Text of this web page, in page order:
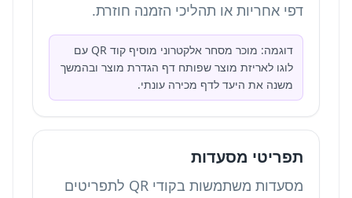
דפי אחריות או תהליכי הזמנה חוזרת.
דוגמה: מוכר מסחר אלקטרוני מוסיף קוד QR עם
לוגו לאריזת מוצר שפותח דף הגדרת מוצר ובהמשך
משנה את היעד לדף מכירה עונתי.
תפריטי מסעדות
מסעדות משתמשות בקודי QR לתפריטים